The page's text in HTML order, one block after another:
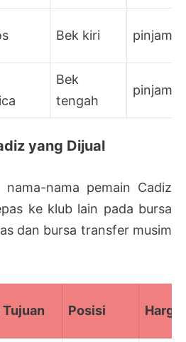
Bek kiri pinjam
Bek
tengah
pinjam
yang Dijual
nama-nama pemain Cadiz
ke klub lain pada bursa
dan bursa transfer musim
Tujuan Posisi Harga